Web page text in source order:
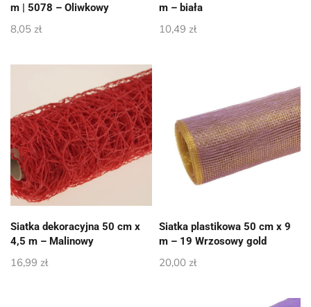
m | 5078 – Oliwkowy
8,05 zł
m – biała
10,49 zł
Siatka dekoracyjna 50 cm x
4,5 m – Malinowy
16,99 zł
Siatka plastikowa 50 cm x 9
m – 19 Wrzosowy gold
20,00 zł